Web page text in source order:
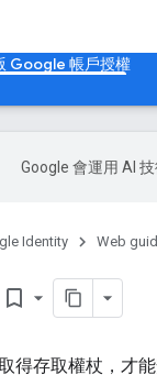
Google 帳戶授權
Google 會運用 AI
Identity Web
bookmark_border
得存取權杖，才能